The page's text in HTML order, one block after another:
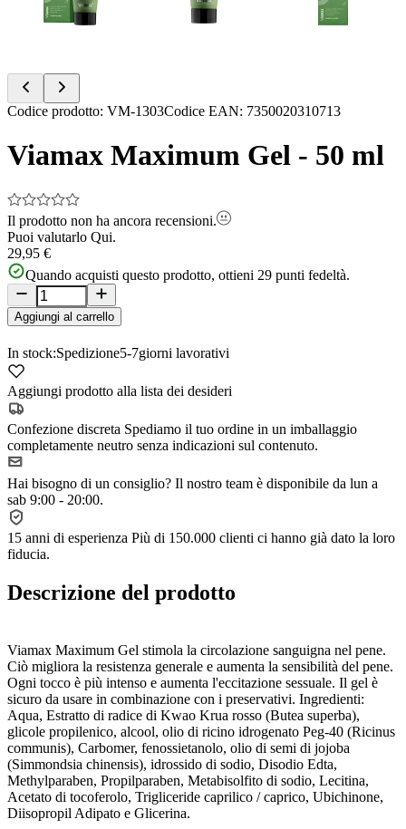
Item
of
4
Codice prodotto: VM-1303Codice EAN: 7350020310713
Viamax Maximum Gel - 50 ml
Il prodotto non ha ancora recensioni.
Puoi valutarlo Qui.
29,95 €
Quando acquisti questo prodotto, ottieni 29 punti fedeltà.
Aggiungi al carrello
In stock:Spedizione5-7giorni lavorativi
Aggiungi prodotto alla lista dei desideri
Confezione discreta Spediamo il tuo ordine in un imballaggio
completamente neutro senza indicazioni sul contenuto.
Hai bisogno di un consiglio? Il nostro team è disponibile da lun a
sab 9:00 - 20:00.
15 anni di esperienza Più di 150.000 clienti ci hanno già dato la loro
fiducia.
Descrizione del prodotto
Viamax Maximum Gel stimola la circolazione sanguigna nel pene.
Ciò migliora la resistenza generale e aumenta la sensibilità del pene.
Ogni tocco è più intenso e aumenta l'eccitazione sessuale. Il gel è
sicuro da usare in combinazione con i preservativi. Ingredienti:
Aqua, Estratto di radice di Kwao Krua rosso (Butea superba),
glicole propilenico, alcool, olio di ricino idrogenato Peg-40 (Ricinus
communis), Carbomer, fenossietanolo, olio di semi di jojoba
(Simmondsia chinensis), idrossido di sodio, Disodio Edta,
Methylparaben, Propilparaben, Metabisolfito di sodio, Lecitina,
Acetato di tocoferolo, Trigliceride caprilico / caprico, Ubichinone,
Diisopropil Adipato e Glicerina.